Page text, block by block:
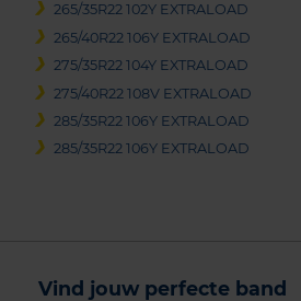
265/35R22 102Y EXTRALOAD
265/40R22 106Y EXTRALOAD
275/35R22 104Y EXTRALOAD
275/40R22 108V EXTRALOAD
285/35R22 106Y EXTRALOAD
285/35R22 106Y EXTRALOAD
Vind jouw perfecte band